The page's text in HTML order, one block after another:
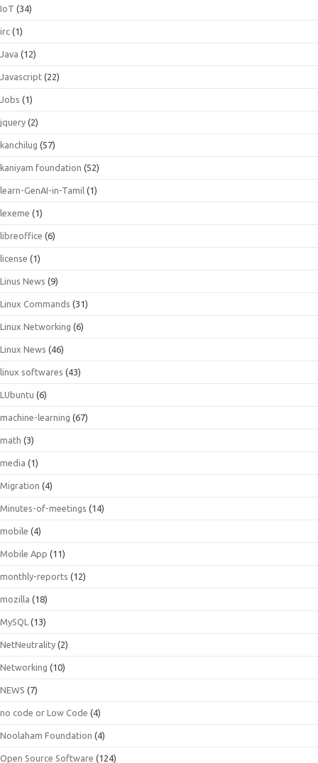
IoT (34)
irc (1)
Java (12)
Javascript (22)
Jobs (1)
jquery (2)
kanchilug (57)
kaniyam foundation (52)
learn-GenAI-in-Tamil (1)
lexeme (1)
libreoffice (6)
license (1)
Linus News (9)
Linux Commands (31)
Linux Networking (6)
Linux News (46)
linux softwares (43)
LUbuntu (6)
machine-learning (67)
math (3)
media (1)
Migration (4)
Minutes-of-meetings (14)
mobile (4)
Mobile App (11)
monthly-reports (12)
mozilla (18)
MySQL (13)
NetNeutrality (2)
Networking (10)
NEWS (7)
no code or Low Code (4)
Noolaham Foundation (4)
Open Source Software (124)